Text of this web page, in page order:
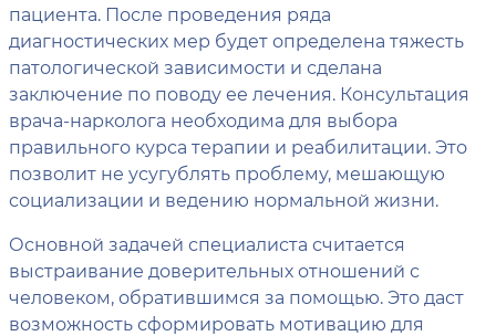
пациента. После проведения ряда
диагностических мер будет определена тяжесть
патологической зависимости и сделана
заключение по поводу ее лечения. Консультация
врача-нарколога необходима для выбора
правильного курса терапии и реабилитации. Это
позволит не усугублять проблему, мешающую
социализации и ведению нормальной жизни.
Основной задачей специалиста считается
выстраивание доверительных отношений с
человеком, обратившимся за помощью. Это даст
возможность сформировать мотивацию для